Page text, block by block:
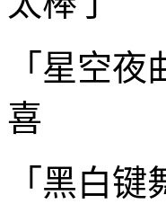
「星空
喜
「黑白